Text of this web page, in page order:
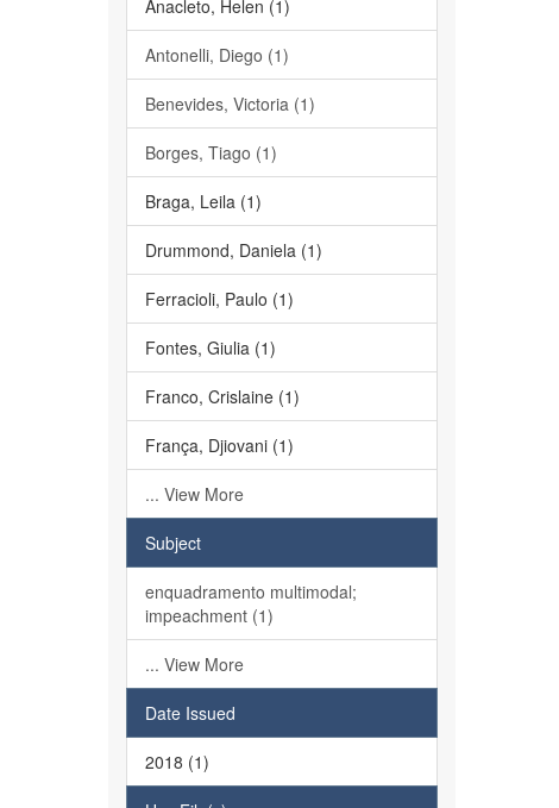
Anacleto, Helen (1)
Antonelli, Diego (1)
Benevides, Victoria (1)
Borges, Tiago (1)
Braga, Leila (1)
Drummond, Daniela (1)
Ferracioli, Paulo (1)
Fontes, Giulia (1)
Franco, Crislaine (1)
França, Djiovani (1)
... View More
Subject
enquadramento multimodal;
impeachment (1)
... View More
Date Issued
2018 (1)